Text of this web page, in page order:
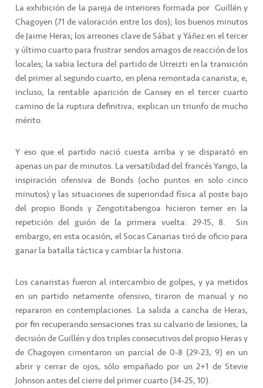
La exhibición de la pareja de interiores formada por Guillén y
Chagoyen (71 de valoración entre los dos); los buenos minutos
de Jaime Heras; los arreones clave de Sábat y Yáñez en el tercer
y último cuarto para frustrar sendos amagos de reacción de los
locales; la sabia lectura del partido de Urreizti en la transición
del primer al segundo cuarto, en plena remontada canarista; e,
incluso, la rentable aparición de Gansey en el tercer cuarto
camino de la ruptura definitiva, explican un triunfo de mucho
mérito.
Y eso que el partido nació cuesta arriba y se disparató en
apenas un par de minutos. La versatilidad del francés Yango, la
inspiración ofensiva de Bonds (ocho puntos en solo cinco
minutos) y las situaciones de superioridad física al poste bajo
del propio Bonds y Zengotitabengoa hicieron temer en la
repetición del guión de la primera vuelta: 29-15, 8.
Sin
embargo, en esta ocasión, el Socas Canarias tiró de oficio para
ganar la batalla táctica y cambiar la historia.
Los canaristas fueron al intercambio de golpes, y ya metidos
en un partido netamente ofensivo, tiraron de manual y no
repararon en contemplaciones. La salida a cancha de Heras,
por fin recuperando sensaciones tras su calvario de lesiones; la
decisión de Guillén y dos triples consecutivos del propio Heras y
de Chagoyen cimentaron un parcial de 0-8 (29-23, 9) en un
abrir y cerrar de ojos, sólo empañado por un 2+1 de Stevie
Johnson antes del cierre del primer cuarto (34-25, 10).